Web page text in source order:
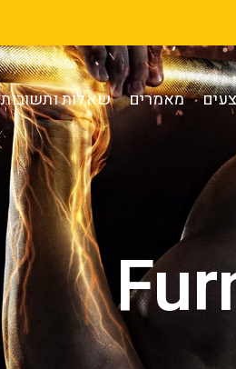
מאמרים שאלות ותשובות